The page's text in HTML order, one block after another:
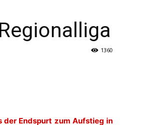
1360
Endspurt zum Aufstieg in